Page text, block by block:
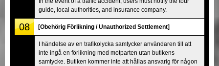
guide, local authorities, and insurance company.
08 [Obehörig Förlikning / Unauthorized Settlement]
I händelse av en trafikolycka samtycker användaren till att
inte ingå en förlikning med motparten utan butikens
samtycke. Butiken kommer inte att hållas ansvarig för någon